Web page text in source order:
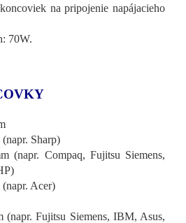
na pripojenie napájacieho
70W.
Sharp)
(napr. Compaq, Fujitsu Siemens,
Acer)
(napr. Fujitsu Siemens, IBM, Asus,